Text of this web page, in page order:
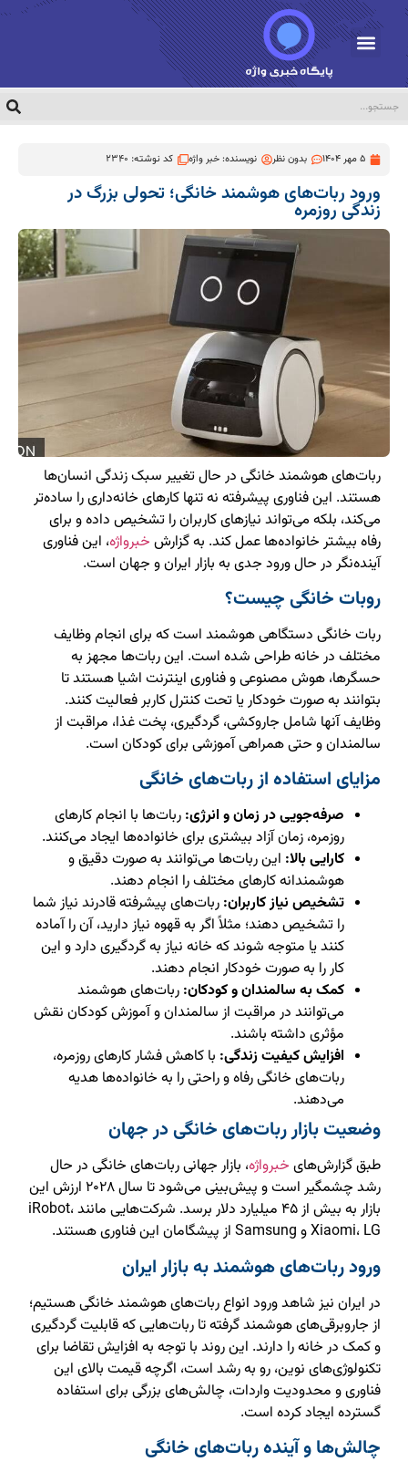
5 مهر 1404 بدون نظر نویسنده:خبر واژه کد نوشته: 2340
ورود ربات‌های هوشمند خانگی؛ تحولی بزرگ در
زندگی روزمره
ربات‌های هوشمند خانگی در حال تغییر سبک زندگی انسان‌ها
هستند. این فناوری پیشرفته نه تنها کارهای خانه‌داری را ساده‌تر
می‌کند، بلکه می‌تواند نیازهای کاربران را تشخیص داده و برای
رفاه بیشتر خانواده‌ها عمل کند. به گزارش خبرواژه، این فناوری
آینده‌نگر در حال ورود جدی به بازار ایران و جهان است.
روبات خانگی چیست؟
ربات خانگی دستگاهی هوشمند است که برای انجام وظایف
مختلف در خانه طراحی شده است. این ربات‌ها مجهز به
حسگرها، هوش مصنوعی و فناوری اینترنت اشیا هستند تا
بتوانند به صورت خودکار یا تحت کنترل کاربر فعالیت کنند.
وظایف آنها شامل جاروکشی، گردگیری، پخت غذا، مراقبت از
سالمندان و حتی همراهی آموزشی برای کودکان است.
مزایای استفاده از ربات‌های خانگی
صرفه‌جویی در زمان و انرژی: ربات‌ها با انجام کارهای
روزمره، زمان آزاد بیشتری برای خانواده‌ها ایجاد می‌کنند.
کارایی بالا: این ربات‌ها می‌توانند به صورت دقیق و
هوشمندانه کارهای مختلف را انجام دهند.
تشخیص نیاز کاربران: ربات‌های پیشرفته قادرند نیاز شما
را تشخیص دهند؛ مثلاً اگر به قهوه نیاز دارید، آن را آماده
کنند یا متوجه شوند که خانه نیاز به گردگیری دارد و این
کار را به صورت خودکار انجام دهند.
کمک به سالمندان و کودکان: ربات‌های هوشمند
می‌توانند در مراقبت از سالمندان و آموزش کودکان نقش
مؤثری داشته باشند.
افزایش کیفیت زندگی: با کاهش فشار کارهای روزمره،
ربات‌های خانگی رفاه و راحتی را به خانواده‌ها هدیه
می‌دهند.
وضعیت بازار ربات‌های خانگی در جهان
طبق گزارش‌های خبرواژه، بازار جهانی ربات‌های خانگی در حال
رشد چشمگیر است و پیش‌بینی می‌شود تا سال ۲۰۲۸ ارزش این
بازار به بیش از ۴۵ میلیارد دلار برسد. شرکت‌هایی مانند iRobot،
Xiaomi، LG و Samsung از پیشگامان این فناوری هستند.
ورود ربات‌های هوشمند به بازار ایران
در ایران نیز شاهد ورود انواع ربات‌های هوشمند خانگی هستیم؛
از جاروبرقی‌های هوشمند گرفته تا ربات‌هایی که قابلیت گردگیری
و کمک در خانه را دارند. این روند با توجه به افزایش تقاضا برای
تکنولوژی‌های نوین، رو به رشد است، اگرچه قیمت بالای این
فناوری و محدودیت واردات، چالش‌های بزرگی برای استفاده
گسترده ایجاد کرده است.
چالش‌ها و آینده ربات‌های خانگی